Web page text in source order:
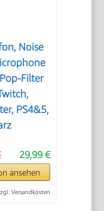
Noise
Filter
PS4&5,
29,99 €
ansehen
Versandkosten